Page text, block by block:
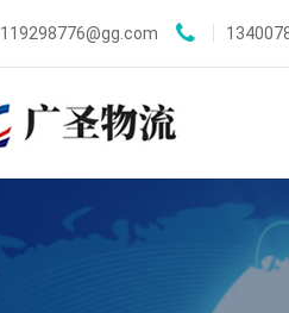
119298776@gg.com